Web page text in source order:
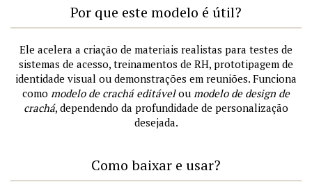
Por que este modelo é útil?
Ele acelera a criação de materiais realistas para testes de
sistemas de acesso, treinamentos de RH, prototipagem de
identidade visual ou demonstrações em reuniões. Funciona
como modelo de crachá editávelou modelo de design de
crachá, dependendo da profundidade de personalização
desejada.
Como baixar e usar?